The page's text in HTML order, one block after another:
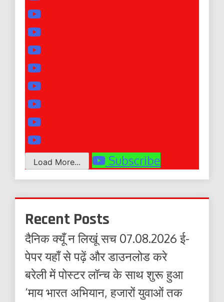
Load More... Subscribe
Recent Posts
दैनिक क्यूँ न लिखूं सच 07.08.2026 ई-
पेपर यहाँ से पढ़ें और डाउनलोड करे
बरेली में पोस्टर लॉन्च के साथ शुरू हुआ
‘माय भारत अभियान, हजारों युवाओं तक